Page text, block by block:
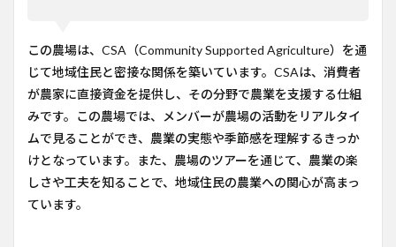
この農場は、CSA（Community Supported Agriculture）を通
じて地域住民と密接な関係を築いています。CSAは、消費者
が農家に直接資金を提供し、その分野で農業を支援する仕組
みです。この農場では、メンバーが農場の活動をリアルタイ
ムで見ることができ、農業の実態や季節感を理解するきっか
けとなっています。また、農場のツアーを通じて、農業の楽
しさや工夫を知ることで、地域住民の農業への関心が高まっ
ています。